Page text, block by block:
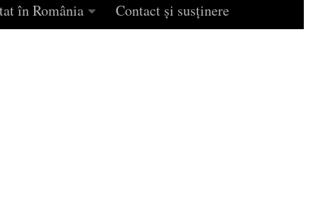
în România Contact și susținere